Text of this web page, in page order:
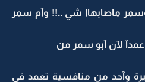
ماصابهاا شي ..!! وآم سمر
لآن آبو سمر من
وآحد من منافسية تعمد في